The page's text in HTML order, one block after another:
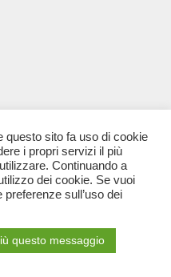
questo sito fa uso di cookie
i propri servizi il più
Continuando a
dei cookie. Se vuoi
sull’uso dei
questo messaggio